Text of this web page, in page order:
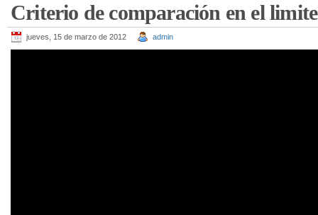
Criterio de comparación en el
jueves, 15 de marzo de 2012 admin